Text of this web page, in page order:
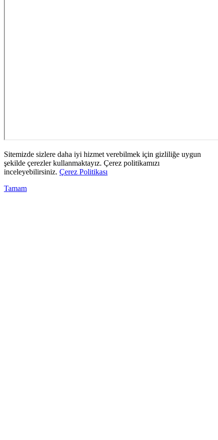
Sitemizde sizlere daha iyi hizmet verebilmek için gizliliğe uygun
şekilde çerezler kullanmaktayız. Çerez politikamızı
inceleyebilirsiniz. Çerez Politikası
Tamam